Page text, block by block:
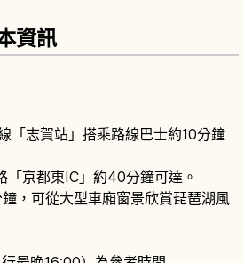
資訊
「志賀站」搭乘路線巴士約10分鐘
「京都東IC」約40分鐘可達。
，可從大型車廂窗景欣賞琵琶湖風